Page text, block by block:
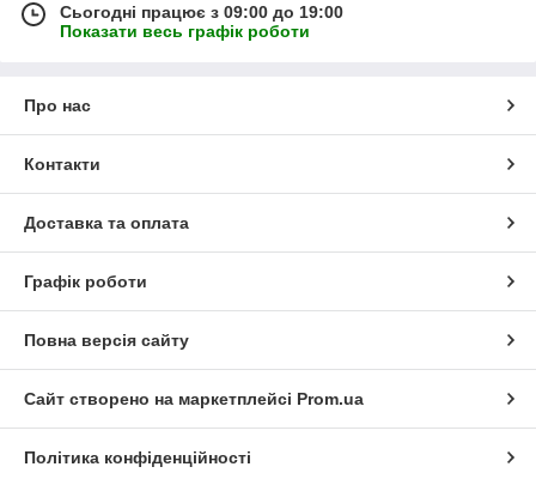
Сьогодні працює з 09:00 до 19:00
Показати весь графік роботи
Про нас
Контакти
Доставка та оплата
Графік роботи
Повна версія сайту
Сайт створено на маркетплейсі Prom.ua
Політика конфіденційності